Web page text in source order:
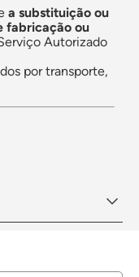
a substituição ou
fabricação ou
Autorizado
por transporte,